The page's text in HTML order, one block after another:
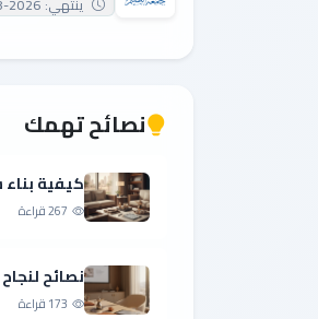
نصائح تهمك
كيفية
267 قراءة
نصائح
173 قراءة